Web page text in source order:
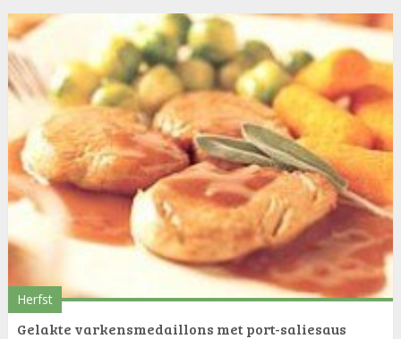
Herfst
Gelakte varkensmedaillons met port-saliesaus